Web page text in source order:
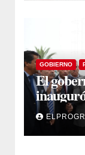
GOBIERNO
El
sociales
Francia